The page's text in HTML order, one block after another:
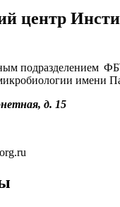
центр
подразделением
имени
д. 15